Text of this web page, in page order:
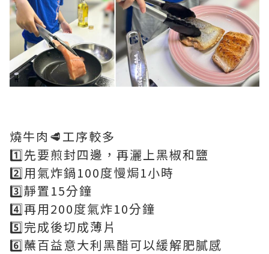
燒牛肉🥩工序較多
1️⃣先要煎封四邊，再灑上黑椒和鹽
2️⃣用氣炸鍋100度慢焗1小時
3️⃣靜置15分鐘
4️⃣再用200度氣炸10分鐘
5️⃣完成後切成薄片
6️⃣蘸百益意大利黑醋可以緩解肥膩感